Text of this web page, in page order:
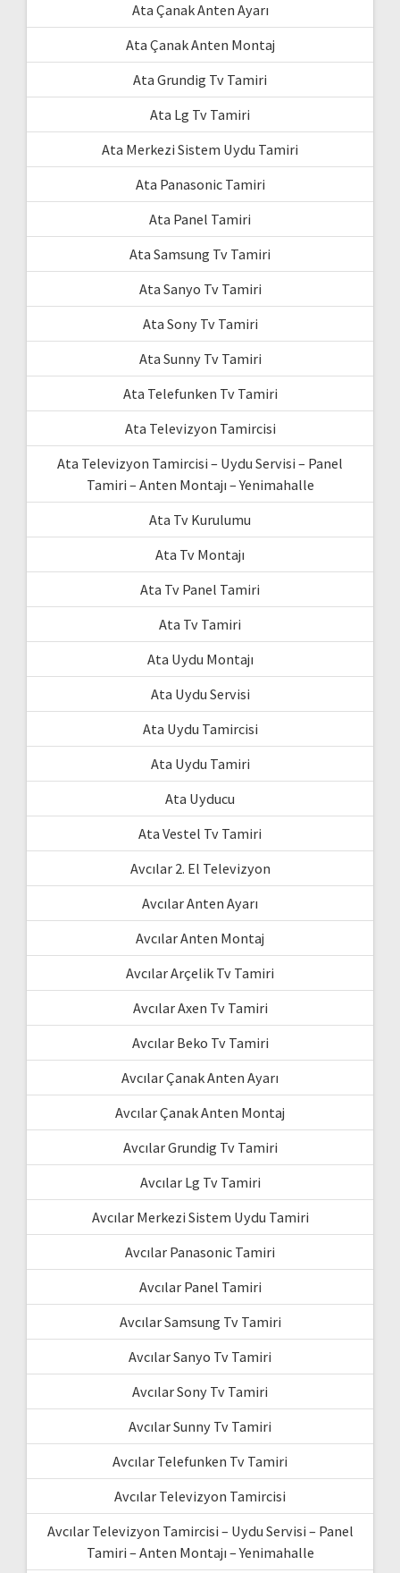
Ata Çanak Anten Ayarı
Ata Çanak Anten Montaj
Ata Grundig Tv Tamiri
Ata Lg Tv Tamiri
Ata Merkezi Sistem Uydu Tamiri
Ata Panasonic Tamiri
Ata Panel Tamiri
Ata Samsung Tv Tamiri
Ata Sanyo Tv Tamiri
Ata Sony Tv Tamiri
Ata Sunny Tv Tamiri
Ata Telefunken Tv Tamiri
Ata Televizyon Tamircisi
Ata Televizyon Tamircisi – Uydu Servisi – Panel
Tamiri – Anten Montajı – Yenimahalle
Ata Tv Kurulumu
Ata Tv Montajı
Ata Tv Panel Tamiri
Ata Tv Tamiri
Ata Uydu Montajı
Ata Uydu Servisi
Ata Uydu Tamircisi
Ata Uydu Tamiri
Ata Uyducu
Ata Vestel Tv Tamiri
Avcılar 2. El Televizyon
Avcılar Anten Ayarı
Avcılar Anten Montaj
Avcılar Arçelik Tv Tamiri
Avcılar Axen Tv Tamiri
Avcılar Beko Tv Tamiri
Avcılar Çanak Anten Ayarı
Avcılar Çanak Anten Montaj
Avcılar Grundig Tv Tamiri
Avcılar Lg Tv Tamiri
Avcılar Merkezi Sistem Uydu Tamiri
Avcılar Panasonic Tamiri
Avcılar Panel Tamiri
Avcılar Samsung Tv Tamiri
Avcılar Sanyo Tv Tamiri
Avcılar Sony Tv Tamiri
Avcılar Sunny Tv Tamiri
Avcılar Telefunken Tv Tamiri
Avcılar Televizyon Tamircisi
Avcılar Televizyon Tamircisi – Uydu Servisi – Panel
Tamiri – Anten Montajı – Yenimahalle